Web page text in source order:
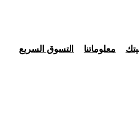
معلوماتنا التسوق السريع